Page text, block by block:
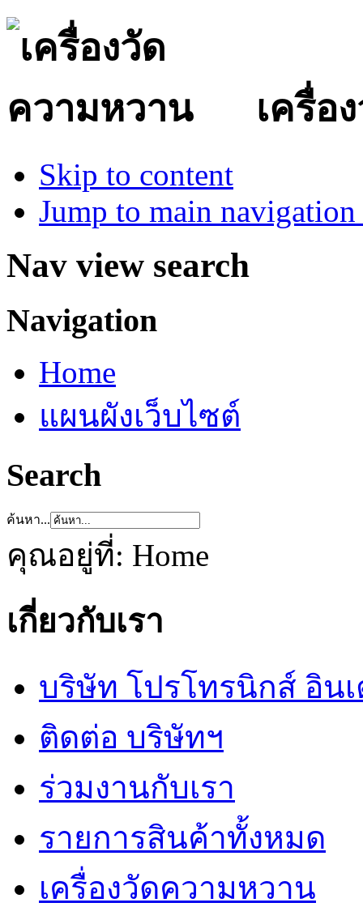
เครื่อ
Skip to content
Jump to main
Nav view search
Navigation
Home
แผนผังเว็บไซต์
Search
ค้นหา...
คุณอยู่ที่: Home
เกี่ยวกับเรา
บริษัท โปรโทรนิกส์ อิน
ติดต่อ บริษัทฯ
ร่วมงานกับเรา
รายการสินค้าทั้งหมด
เครื่องวัดความหวาน